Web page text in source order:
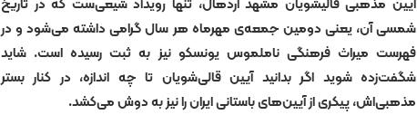
آیین مذهبی قالیشویان مشهد اردهال،‌ تنها رویداد شیعی‌ست که در تاریخ
شمسی آن، ‌یعنی دومین جمعه‌ی مهرماه هر سال گرامی داشته می‌شود و در
فهرست میراث فرهنگی ناملموس یونسکو نیز به ثبت رسیده است. شاید
شگفت‌زده شوید اگر بدانید آیین قالی‌شویان تا چه اندازه، در کنار بستر
مذهبی‌اش، پیکری از آیین‌های باستانی ایران را نیز به دوش می‌کشد.